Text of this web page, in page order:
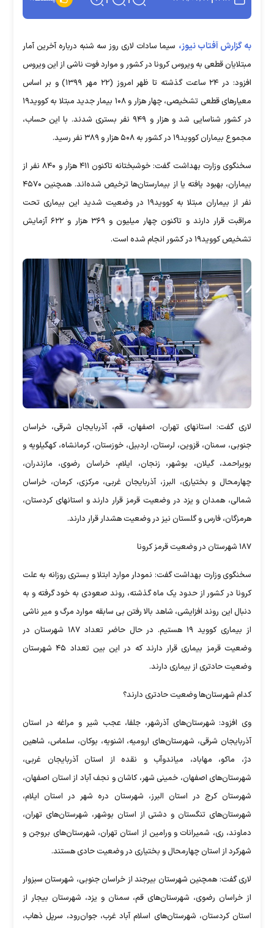
به گزارش آفتاب نیوز، سیما سادات لاری روز سه شنبه درباره آخرین آمار
مبتلایان قطعی به ویروس کرونا در کشور و موارد فوت ناشی از این ویروس
افزود: در ۲۴ ساعت گذشته تا ظهر امروز (۲۲ مهر ۱۳۹۹) و بر اساس
معیارهای قطعی تشخیصی، چهار هزار و ۱۰۸ بیمار جدید مبتلا به کووید۱۹
در کشور شناسایی شد و هزار و ۹۴۹ نفر بستری شدند. با این حساب،
مجموع بیماران کووید۱۹ در کشور به ۵۰۸ هزار و ۳۸۹ نفر رسید.
سخنگوی وزارت بهداشت گفت: خوشبختانه تاکنون ۴۱۱ هزار و ۸۴۰ نفر از
بیماران، بهبود یافته یا از بیمارستان‌ها ترخیص شده‌اند. همچنین ۴۵۷۰
نفر از بیماران مبتلا به کووید۱۹ در وضعیت شدید این بیماری تحت
مراقبت قرار دارند و تاکنون چهار میلیون و ۳۶۹ هزار و ۶۲۲ آزمایش
تشخیص کووید۱۹ در کشور انجام شده است.
لاری گفت: استانهای تهران، اصفهان، قم، آذربایجان شرقی، خراسان
جنوبی، سمنان، قزوین، لرستان، اردبیل، خوزستان، کرمانشاه، کهگیلویه و
بویراحمد، گیلان، بوشهر، زنجان، ایلام، خراسان رضوی، مازندران،
چهارمحال و بختیاری، البرز، آذربایجان غربی، مرکزی، کرمان، خراسان
شمالی، همدان و یزد در وضعیت قرمز قرار دارند و استانهای کردستان،
هرمزگان، فارس و گلستان نیز در وضعیت هشدار قرار دارند.
۱۸۷ شهرستان در وضعیت قرمز کرونا
سخنگوی وزارت بهداشت گفت: نمودار موارد ابتلا و بستری روزانه به علت
کرونا در کشور از حدود یک ماه گذشته، روند صعودی به خود گرفته و به
دنبال این روند افزایشی، شاهد بالا رفتن بی سابقه موارد مرگ و میر ناشی
از بیماری کووید ۱۹ هستیم. در حال حاضر تعداد ۱۸۷ شهرستان در
وضعیت قرمز بیماری قرار دارند که در این بین تعداد ۴۵ شهرستان
وضعیت حادتری از بیماری دارند.
کدام شهرستان‌ها وضعیت حادتری دارند؟
وی افزود: شهرستان‌های آذرشهر، جلفا، عجب شیر و مراغه در استان
آذربایجان شرقی، شهرستان‌های ارومیه، اشنویه، بوکان، سلماس، شاهین
دژ، ماکو، مهاباد، میاندوآب و نقده از استان آذربایجان غربی،
شهرستان‌های اصفهان، خمینی شهر، کاشان و نجف آباد از استان اصفهان،
شهرستان کرج در استان البرز، شهرستان دره شهر در استان ایلام،
شهرستان‌های تنگستان و دشتی از استان بوشهر، شهرستان‌های تهران،
دماوند، ری، شمیرانات و ورامین از استان تهران، شهرستان‌های بروجن و
شهرکرد از استان چهارمحال و بختیاری در وضعیت حادی هستند.
لاری گفت: همچنین شهرستان بیرجند از خراسان جنوبی، شهرستان سبزوار
از خراسان رضوی، شهرستان‌های قم، سمنان و یزد، شهرستان بیجار از
استان کردستان، شهرستان‌های اسلام آباد غرب، جوان‌رود، سرپل ذهاب،